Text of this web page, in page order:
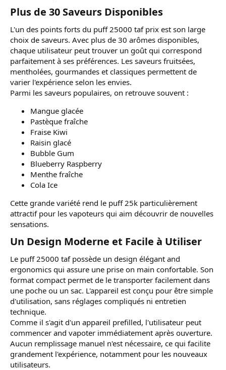
Plus de 30 Saveurs Disponibles​
L'un des points forts du puff 25000 taf prix est son large
choix de saveurs. Avec plus de 30 arômes disponibles,
chaque utilisateur peut trouver un goût qui correspond
parfaitement à ses préférences. Les saveurs fruitsées,
mentholées, gourmandes et classiques permettent de
varier l'expérience selon les envies.
Parmi les saveurs populaires, on retrouve souvent :
Mangue glacée
Pastèque fraîche
Fraise Kiwi
Raisin glacé
Bubble Gum
Blueberry Raspberry
Menthe fraîche
Cola Ice
Cette grande variété rend le puff 25k particulièrement
attractif pour les vapoteurs qui aim découvrir de nouvelles
sensations.
Un Design Moderne et Facile à Utiliser​
Le puff 25000 taf possède un design élégant and
ergonomics qui assure une prise on main confortable. Son
format compact permet de le transporter facilement dans
une poche ou un sac. L'appareil est conçu pour être simple
d'utilisation, sans réglages compliqués ni entretien
technique.
Comme il s'agit d'un appareil prefilled, l'utilisateur peut
commencer and vapoter immédiatement après ouverture.
Aucun remplissage manuel n'est nécessaire, ce qui facilite
grandement l'expérience, notamment pour les nouveaux
utilisateurs.